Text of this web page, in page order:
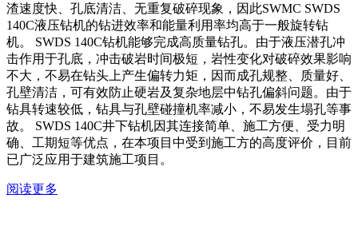
渣速度快、孔底清洁、无重复破碎现象，因此SWMC SWDS
140C液压钻机的钻进效率和能量利用率均高于一般旋转钻
机。 SWDS 140C钻机能够完成高质量钻孔。由于液压潜孔冲
击作用于孔底，冲击破岩时间极短，岩性变化对破碎效果影响
不大，不易在钻头上产生偏转力矩，因而成孔规整、质量好、
孔壁清洁，可有效防止硬岩及复杂地层中钻孔偏斜问题。由于
钻具转速较低，钻具与孔壁碰撞机率减小，不易发生塌孔等事
故。 SWDS 140C井下钻机因其连接简单、施工方便、受力明
确、工期短等优点，在本项目中受到施工方的高度评价，目前
已广泛应用于建筑施工项目。
阅读更多